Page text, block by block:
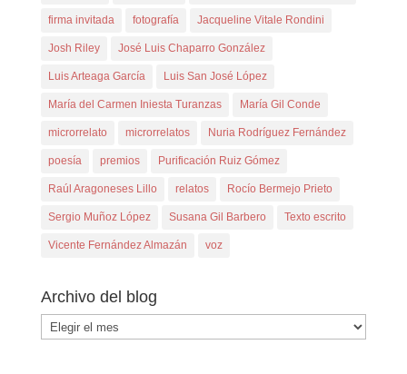
firma invitada fotografía Jacqueline Vitale Rondini
Josh Riley José Luis Chaparro González
Luis Arteaga García Luis San José López
María del Carmen Iniesta Turanzas María Gil Conde
microrrelato microrrelatos Nuria Rodríguez Fernández
poesía premios Purificación Ruiz Gómez
Raúl Aragoneses Lillo relatos Rocío Bermejo Prieto
Sergio Muñoz López Susana Gil Barbero Texto escrito
Vicente Fernández Almazán voz
Archivo del blog
Archivo
del